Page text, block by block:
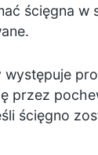
ścięgna w
przez
ścięgno